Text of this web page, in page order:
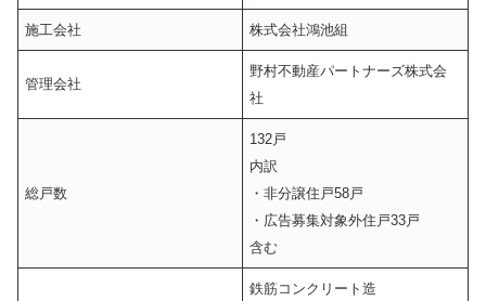
施工会社 株式会社鴻池組
管理会社
野村不動産パートナーズ株式会
社
総戸数
132戸
内訳
・非分譲住戸58戸
・広告募集対象外住戸33戸
含む
鉄筋コンクリート造